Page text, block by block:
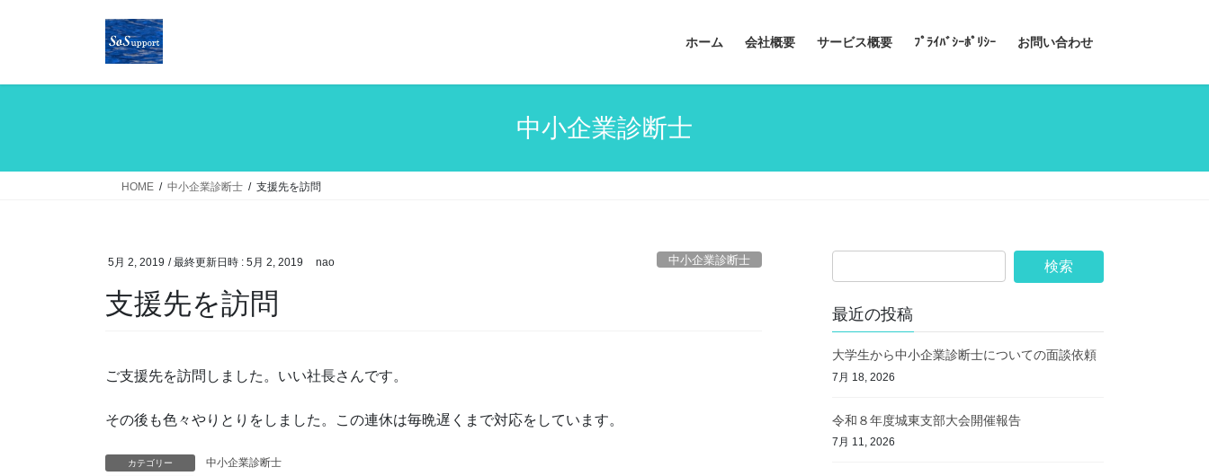
ホーム 会社概要 サービス概要 ﾌﾟﾗｲﾊﾞｼｰﾎﾟﾘｼｰ お問い合わせ
中小企業診断士
HOME 中小企業診断士 支援先を訪問
5月 2, 2019 / 最終更新日時 : 5月 2, 2019 nao 中小企業診断士
支援先を訪問
ご支援先を訪問しました。いい社長さんです。
その後も色々やりとりをしました。この連休は毎晩遅くまで対応をしています。
カテゴリー 中小企業診断士
最近の投稿
大学生から中小企業診断士についての面談依頼
7月 18, 2026
令和８年度城東支部大会開催報告
7月 11, 2026